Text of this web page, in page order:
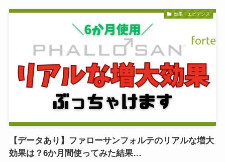
効果・エビデンス
【データあり】ファローサンフォルテのリアルな増大
効果は？6か月間使ってみた結果…